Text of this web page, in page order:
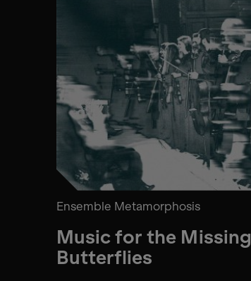
Ensemble Metamorphosis
Music for the Missing
Butterflies